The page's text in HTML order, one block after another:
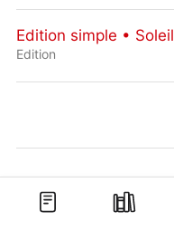
Edition simple • Soleil
Edition